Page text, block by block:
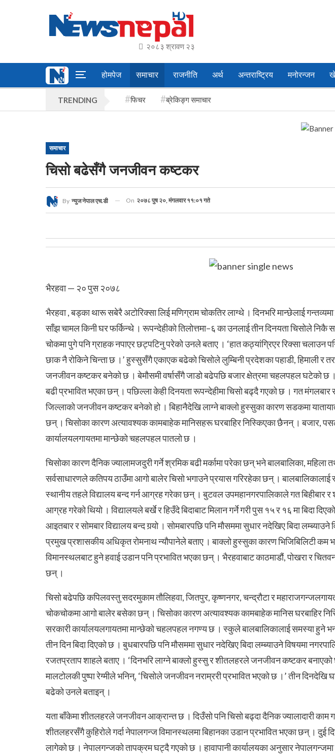
२०८३ श्रावण २३
होमपेज समाचार राजनीति अर्थ अन्तराष्ट्रिय मनोरन्जन
TRENDING फिचर ब्रेकिङ्ग समाचार
समाचार
चिसो बढेसँगै जनजीवन कष्टकर
By न्युज नेपाल एच.डी On २०७८ पुष २०, मंगलवार ११:०१ गते
भैरहवा — २० पुस २०७८
भैरहवा , बड्का थारू सबेरै अटोरिक्सा लिई मणिग्राम चोकतिर लाग्थे । दिनभरि मान्छेलाई
साँझ चामल किनी घर फर्किन्थे । रूपन्देहीको तिलोत्तमा–६ का उनलाई तीन दिनयता चिसोले निकै
चोकमा पुगे पनि ग्राहक नपाएर छट्पटिनु परेको उनले बताए । ‘हात कठ्यांग्रिएर रिक्सा चलाउन
छाक नै रोकिने चिन्ता छ ।’हुस्सुसँगै एकाएक बढेको चिसोले लुम्बिनी प्रदेशका पहाडी, हिमाली र
जनजीवन कष्टकर बनेको छ । बेमौसमी वर्षासँगै जाडो बढेपछि बजार क्षेत्रमा चहलपहल घटेको छ ।
बढी प्रभावित भएका छन् ।पछिल्ला केही दिनयता रूपन्देहीमा चिसो बढ्दै गएको छ । गत मंगलबार
जिल्लाको जनजीवन कष्टकर बनेको हो । बिहानैदेखि लाग्ने बाक्लो हुस्सुका कारण सडकमा
छन् । चिसोका कारण अत्यावश्यक कामबाहेक मानिसहरू घरबाहिर निस्किएका छैनन् । बजार,
कार्यालयलगायतमा मान्छेको चहलपहल पातलो छ ।
चिसोका कारण दैनिक ज्यालामजदुरी गर्ने श्रमिक बढी मर्कामा परेका छन् भने बालबालिका, महिला
सर्वसाधारणले कतिपय ठाउँमा आगो बालेर चिसो भगाउने प्रयास गरिरहेका छन् ।
स्थानीय तहले विद्यालय बन्द गर्न आग्रह गरेका छन् । बुटवल उपमहानगरपालिकाले गत बिहीबार र
आग्रह गरेको थियो ।विद्यालयले बर्खे र हिउँदे बिदाबाट मिलान गर्ने गरी पुस १५ र १६ मा बिदा
आइतबार र सोमबार विद्यालय बन्द गर्‍यो । सोमबारपछि पनि मौसममा सुधार नदेखिए बिदा लम्ब्याउने
प्रमुख प्रशासकीय अधिकृत रोमनाथ न्यौपानेले बताए । बाक्लो हुस्सुका कारण भिजिबिलिटी कम
विमानस्थलबाट हुने हवाई उडान पनि प्रभावित भएका छन् । भैरहवाबाट काठमाडौं, पोखरा र
छन् ।
चिसो बढेपछि कपिलवस्तु सदरमुकाम तौलिहवा, जितपुर, कृष्णनगर, चन्द्रौटा र
चोकचोकमा आगो बालेर बसेका छन् । चिसोका कारण अत्यावश्यक कामबाहेक मानिस घरबाहिर
सरकारी कार्यालयलगायतमा मान्छेको चहलपहल नगण्य छ । स्कुले बालबालिकालाई समस्या हुने
तीन दिन बिदा दिएको छ । बुधबारपछि पनि मौसममा सुधार नदेखिए बिदा लम्ब्याउने विषयमा
रजतप्रताप शाहले बताए । ‘दिनभरि लाग्ने बाक्लो हुस्सु र शीतलहरले जनजीवन कष्टकर
मालटोलकी पुष्पा रेग्मीले भनिन्, ‘चिसोले जनजीवन नराम्ररी प्रभावित भएको छ ।’ तीन दिनदेखि
बढेको उनले बताइन् ।
यता बाँकेमा शीतलहरले जनजीवन आक्रान्त छ । दिउँसो पनि चिसो बढ्दा दैनिक ज्यालादारी काम
शीतलहरसँगै कुहिरोले गर्दा नेपालगन्ज विमानस्थलमा बिहानका उडान प्रभावित भएका छन् । दुई
लागेको छ । नेपालगन्जको तापक्रम घट्दै गएको छ । हावापानी कार्यालयका अनुसार